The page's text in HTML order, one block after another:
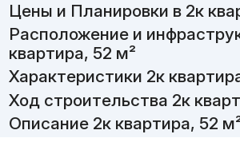
Цены и Планировки в 2к
Расположение и
квартира, 52 м²
Характеристики 2к
Ход строительства 2к
Описание 2к квартира, 52